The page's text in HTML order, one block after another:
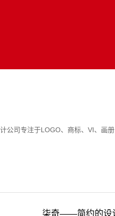
公司专注于LOGO、商标、VI、画
柒奇——简约的设